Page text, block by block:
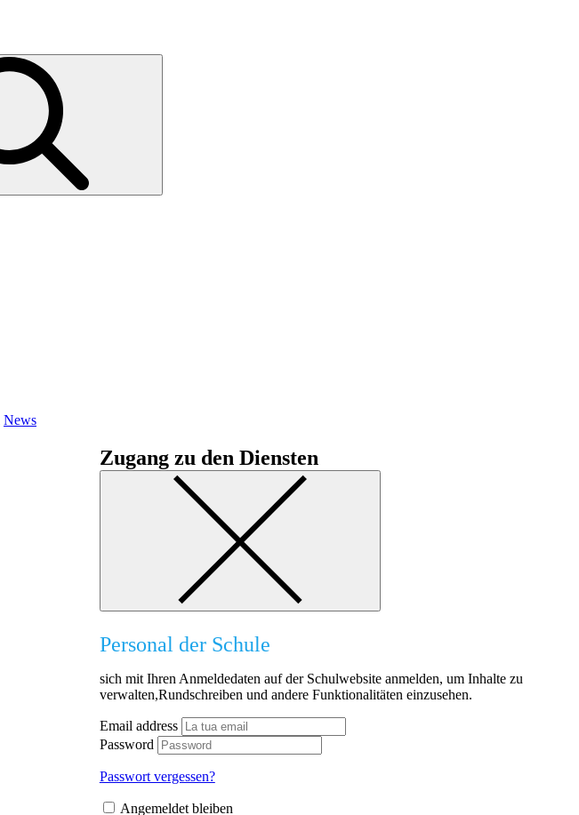
News
Zugang zu den Diensten
Personal der Schule
sich mit Ihren Anmeldedaten auf der Schulwebsite anmelden, um Inhalte zu
verwalten,Rundschreiben und andere Funktionalitäten einzusehen.
Email address
Password
Passwort vergessen?
Angemeldet bleiben